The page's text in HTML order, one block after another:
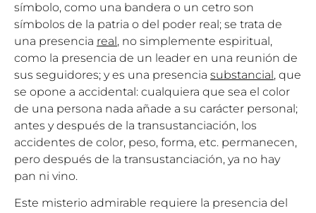
símbolo, como una bandera o un cetro son
símbolos de la patria o del poder real; se trata de
una presencia real, no simplemente espiritual,
como la presencia de un leader en una reunión de
sus seguidores; y es una presencia substancial, que
se opone a accidental: cualquiera que sea el color
de una persona nada añade a su carácter personal;
antes y después de la transustanciación, los
accidentes de color, peso, forma, etc. permanecen,
pero después de la transustanciación, ya no hay
pan ni vino.
Este misterio admirable requiere la presencia del